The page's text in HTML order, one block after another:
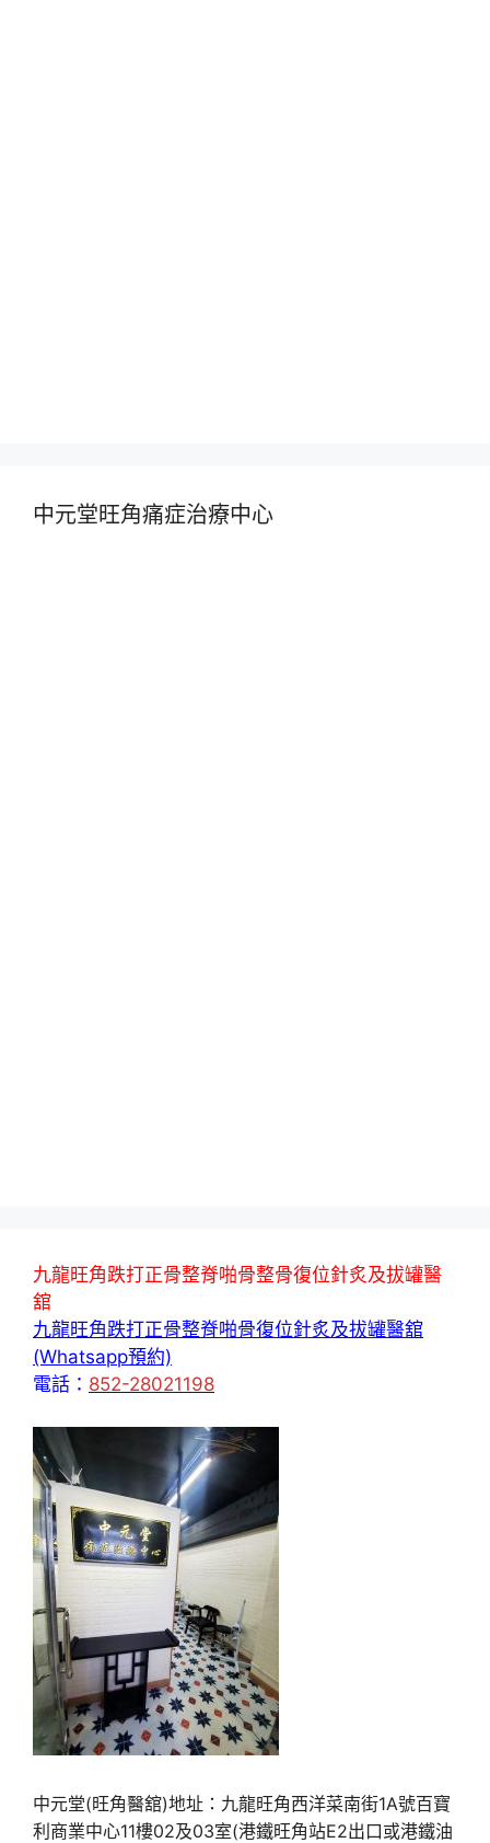
中元堂旺角痛症治療中心
九龍旺角跌打正骨整脊啪骨整骨復位針炙及拔罐醫
舘
九龍旺角跌打正骨整脊啪骨復位針炙及拔罐醫舘
(Whatsapp預約)
電話： 852-28021198
中元堂(旺角醫舘)地址：九龍旺角西洋菜南街1A號百寶
利商業中心11樓02及03室(港鐵旺角站E2出口或港鐵油